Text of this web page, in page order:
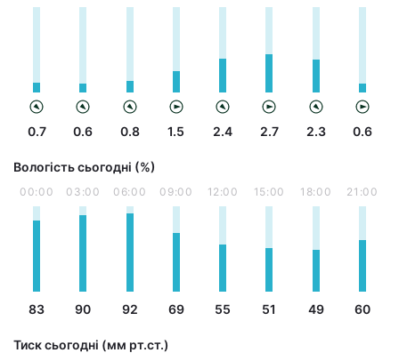
0.7 0.6 0.8 1.5 2.4 2.7 2.3 0.6
Вологість сьогодні (%)
00:00
83
03:00
90
06:00
92
09:00
69
12:00
55
15:00
51
18:00
49
21:00
60
Тиск сьогодні (мм рт.ст.)